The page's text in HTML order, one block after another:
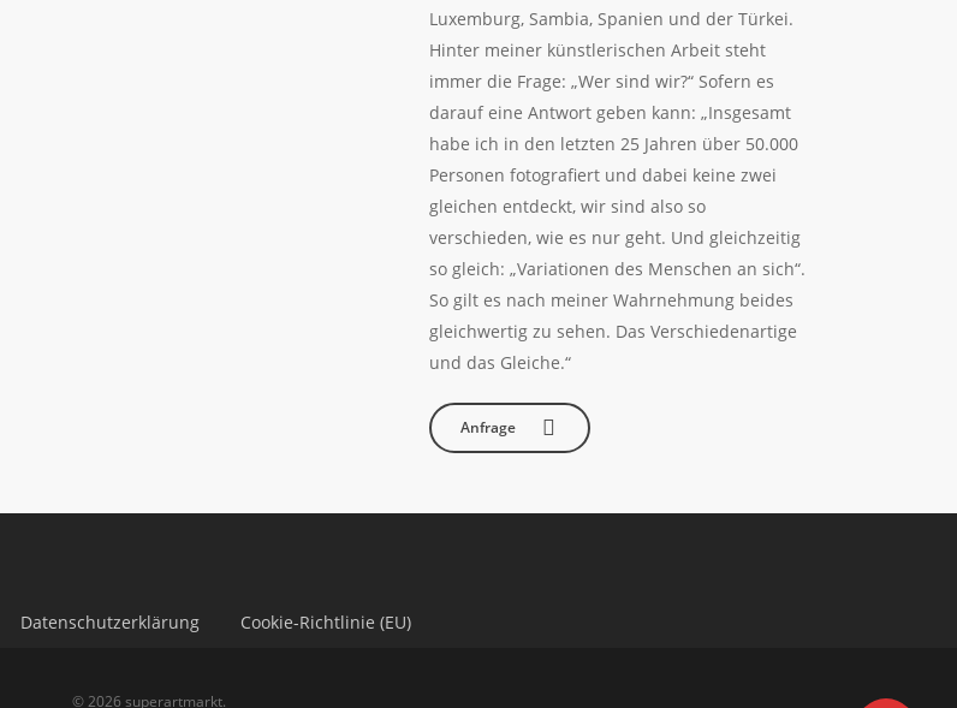
Luxemburg, Sambia, Spanien und der Türkei.
Hinter meiner künstlerischen Arbeit steht
immer die Frage: „Wer sind wir?“ Sofern es
darauf eine Antwort geben kann: „Insgesamt
habe ich in den letzten 25 Jahren über 50.000
Personen fotografiert und dabei keine zwei
gleichen entdeckt, wir sind also so
verschieden, wie es nur geht. Und gleichzeitig
so gleich: „Variationen des Menschen an sich“.
So gilt es nach meiner Wahrnehmung beides
gleichwertig zu sehen. Das Verschiedenartige
und das Gleiche.“
Anfrage
Datenschutzerklärung Cookie-Richtlinie (EU)
© 2026 superartmarkt.